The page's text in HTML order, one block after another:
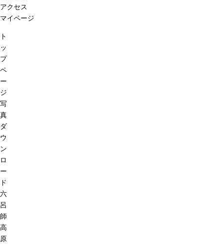
アクセス
マイページ
ト
ッ
プ
ペ
ー
ジ
写
真
ダ
ウ
ン
ロ
ー
ド
六
呂
師
高
原